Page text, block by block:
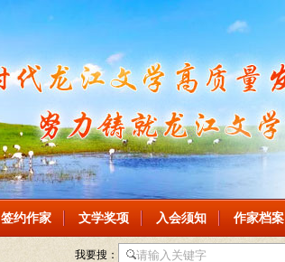
签约作家 文学奖项 入会须知 作家档案
我要搜：